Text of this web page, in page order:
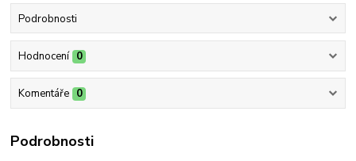
Podrobnosti
Hodnocení 0
Komentáře 0
Podrobnosti